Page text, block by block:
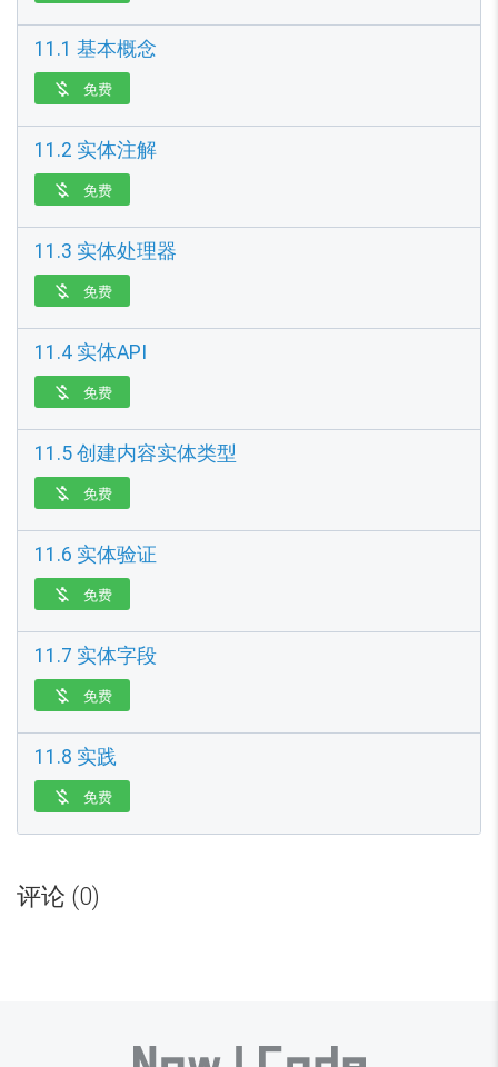
11.1 基本概念
 免费
11.2 实体注解
 免费
11.3 实体处理器
 免费
11.4 实体API
 免费
11.5 创建内容实体类型
 免费
11.6 实体验证
 免费
11.7 实体字段
 免费
11.8 实践
 免费
评论 (0)